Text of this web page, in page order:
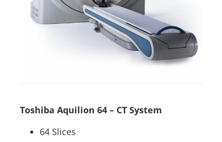
Toshiba Aquilion 64 – CT System
64 Slices